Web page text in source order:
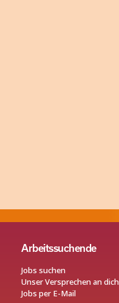
Arbeitssuchende
Jobs suchen
Unser Versprechen an dich
Jobs per E-Mail